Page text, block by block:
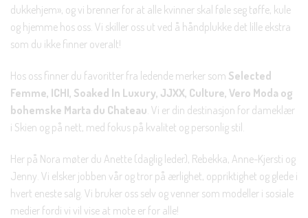
dukkehjem», og vi brenner for at alle kvinner skal føle seg tøffe, kule
og hjemme hos oss. Vi skiller oss ut ved å håndplukke det lille ekstra
som du ikke finner overalt!
Hos oss finner du favoritter fra ledende merker som Selected
Femme, ICHI, Soaked In Luxury, JJXX, Culture, Vero Moda og
bohemske Marta du Chateau . Vi er din destinasjon for dameklær
i Skien og på nett, med fokus på kvalitet og personlig stil.
Her på Nora møter du Anette (daglig leder), Rebekka, Anne-Kjersti og
Jenny. Vi elsker jobben vår og tror på ærlighet, oppriktighet og glede i
hvert eneste salg. Vi bruker oss selv og venner som modeller i sosiale
medier fordi vi vil vise at mote er for alle!